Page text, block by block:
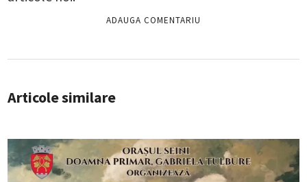
Articole similare